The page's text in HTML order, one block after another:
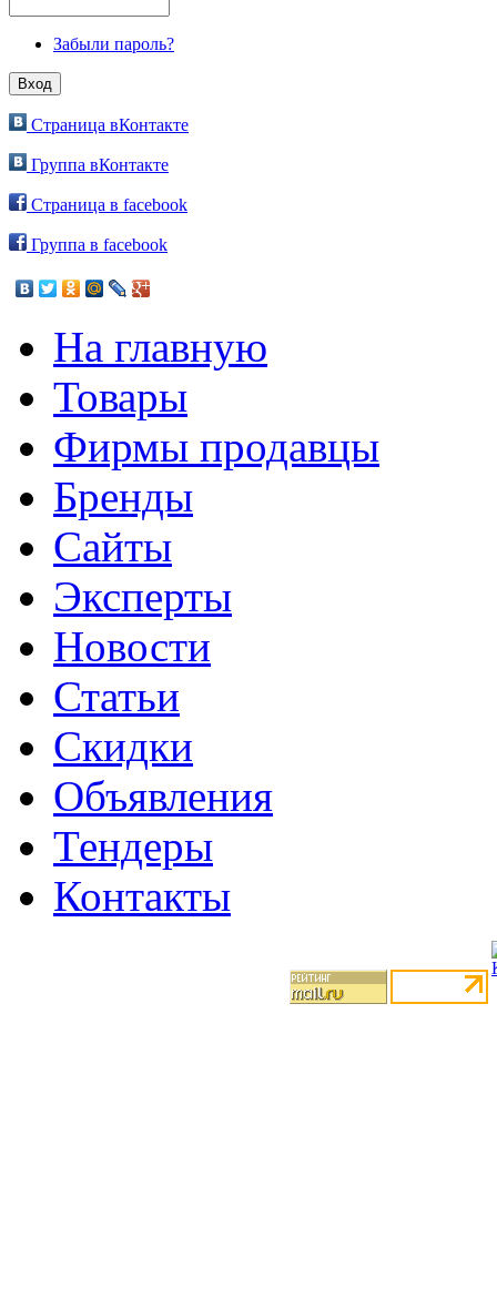
Забыли пароль?
Страница вКонтакте
Группа вКонтакте
Страница в facebook
Группа в facebook
На главную
Товары
Фирмы продавцы
Бренды
Сайты
Эксперты
Новости
Статьи
Скидки
Объявления
Тендеры
Контакты